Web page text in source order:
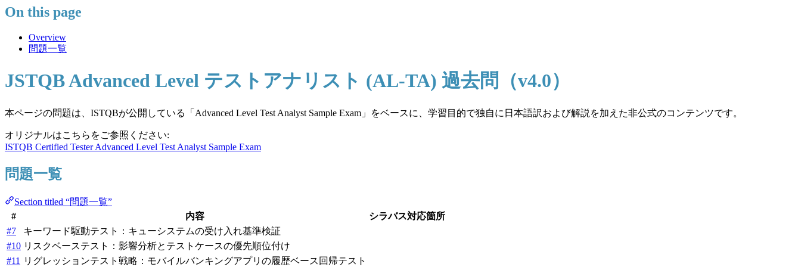
On this page
Overview
問題一覧
JSTQB Advanced Level テストアナリスト (AL-TA) 過去問（v4.0）
本ページの問題は、ISTQBが公開している「Advanced Level Test Analyst Sample Exam」をベースに、学習目的で独自に日本語訳および解説を加えた非公式のコンテンツです。
オリジナルはこちらをご参照ください:
ISTQB Certified Tester Advanced Level Test Analyst Sample Exam
問題一覧
Section titled “問題一覧”
#
内容
シラバス対応箇所
#7
キーワード駆動テスト：キューシステムの受け入れ基準検証
#10 リスクベーステスト：影響分析とテストケースの優先順位付け
#11
リグレッションテスト戦略：モバイルバンキングアプリの履歴ベース回帰テスト